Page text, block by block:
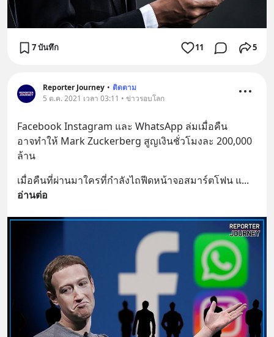
7 บันทึก 11 5
Reporter Journey • ติดตาม
5 ต.ค. 2021 เวลา 03:11 • ข่าวรอบโลก
Facebook Instagram และ WhatsApp ล่มเมื่อคืน
อาจทำให้ Mark Zuckerberg สูญเงินชั่วโมงละ 200,000
ล้าน
เมื่อคืนที่ผ่านมาใครที่กำลังไถฟีดหน้าจอสมาร์ตโฟน แ
อ่านต่อ